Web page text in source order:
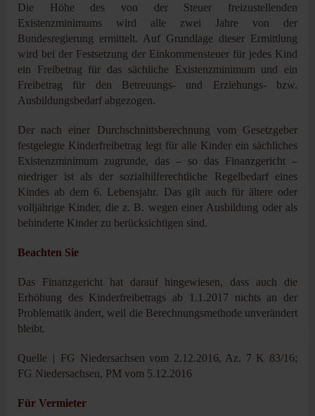
Die Höhe des von der Steuer freizustellenden
Existenzminimums wird alle zwei Jahre von der
Bundesregierung ermittelt. Auf Grundlage dieser Ermittlung
wird bei der Festsetzung der Einkommensteuer für jedes Kind
ein Freibetrag für das sächliche Existenzminimum und ein
Freibetrag für den Betreuungs- und Erziehungs- bzw.
Ausbildungsbedarf abgezogen.
Der nach einer Durchschnittsberechnung vom Gesetzgeber
festgelegte Kinderfreibetrag legt für alle Kinder ein sächliches
Existenzminimum zugrunde, das – so das Finanzgericht –
niedriger ist als der sozialhilferechtliche Regelbedarf eines
Kindes ab dem 6. Lebensjahr. Das gilt auch für ältere oder
volljährige Kinder, die z. B. wegen einer Ausbildung oder als
behinderte Kinder zu berücksichtigen sind.
Beachten Sie
Das Finanzgericht hat darauf hingewiesen, dass auch die
Erhöhung des Kinderfreibetrags ab 1.1.2017 nichts an der
Problematik ändert, weil die Berechnungsmethode unverändert
bleibt.
Quelle | FG Niedersachsen vom 2.12.2016, Az. 7 K 83/16;
FG Niedersachsen, PM vom 5.12.2016
Für Vermieter